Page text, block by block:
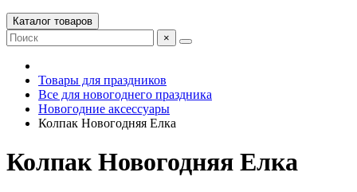
Каталог товаров
×
Товары для праздников
Все для новогоднего праздника
Новогодние аксессуары
Колпак Новогодняя Елка
Колпак Новогодняя Елка